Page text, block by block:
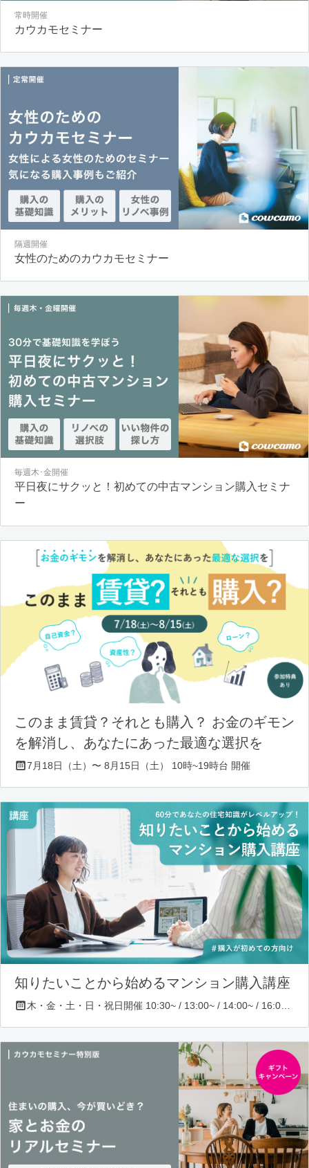
常時開催
カウカモセミナー
隔週開催
女性のためのカウカモセミナー
毎週木･金開催
平日夜にサクッと！初めての中古マンション購入セミナ
ー
このまま賃貸？それとも購入？ お金のギモン
を解消し、あなたにあった最適な選択を
7月18日（土）〜 8月15日（土） 10時~19時台 開催
知りたいことから始めるマンション購入講座